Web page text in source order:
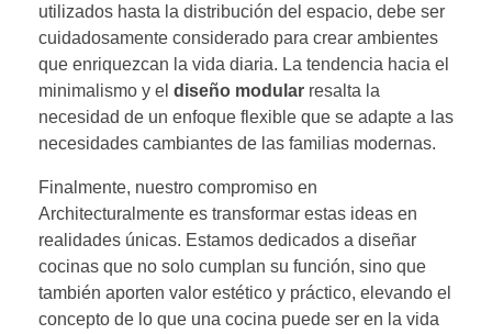
utilizados hasta la distribución del espacio, debe ser
cuidadosamente considerado para crear ambientes
que enriquezcan la vida diaria. La tendencia hacia el
minimalismo y el diseño modular resalta la
necesidad de un enfoque flexible que se adapte a las
necesidades cambiantes de las familias modernas.
Finalmente, nuestro compromiso en
Architecturalmente es transformar estas ideas en
realidades únicas. Estamos dedicados a diseñar
cocinas que no solo cumplan su función, sino que
también aporten valor estético y práctico, elevando el
concepto de lo que una cocina puede ser en la vida